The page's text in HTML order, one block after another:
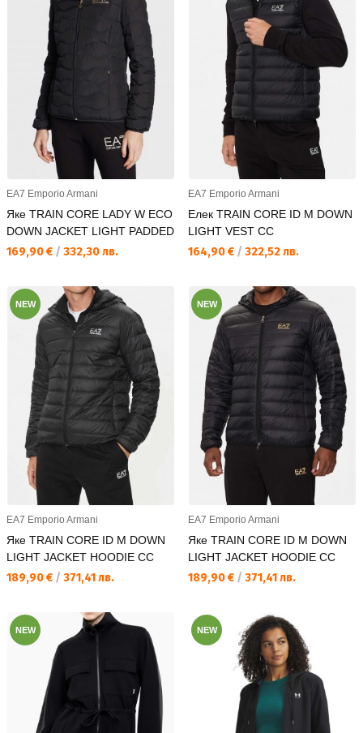
EA7 Emporio Armani
Яке TRAIN CORE LADY W ECO
DOWN JACKET LIGHT PADDED
Текуща цена:
169,90 € / 332,30 лв.
EA7 Emporio Armani
Елек TRAIN CORE ID M DOWN
LIGHT VEST CC
Текуща цена:
164,90 € / 322,52 лв.
NEW
EA7 Emporio Armani
Яке TRAIN CORE ID M DOWN
LIGHT JACKET HOODIE CC
Текуща цена:
189,90 € / 371,41 лв.
NEW
EA7 Emporio Armani
Яке TRAIN CORE ID M DOWN
LIGHT JACKET HOODIE CC
Текуща цена:
189,90 € / 371,41 лв.
NEW NEW